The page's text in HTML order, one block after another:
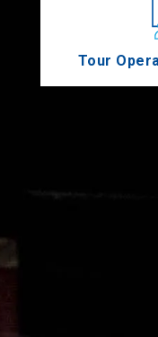
Tour